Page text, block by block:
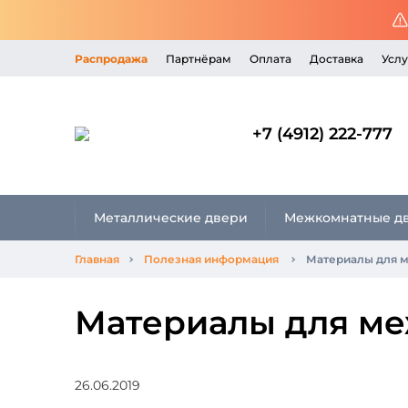
Распродажа Партнёрам Оплата Доставка
+7 (4912) 222-777
Металлические двери Межкомнатные
Главная Полезная информация Материалы для
Материалы для
26.06.2019